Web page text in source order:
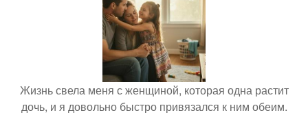
Жизнь свела меня с женщиной, которая одна растит
дочь, и я довольно быстро привязался к ним обеим.